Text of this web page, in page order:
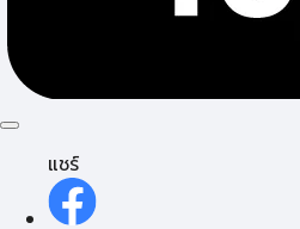
แชร์